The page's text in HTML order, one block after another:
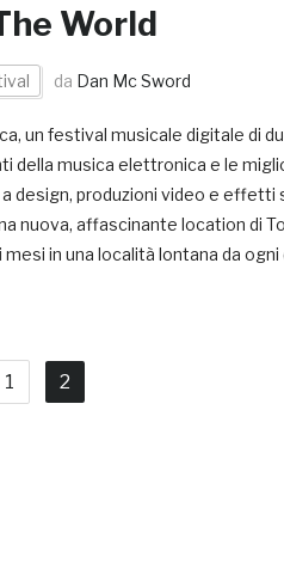
World
da Dan Mc Sword
un festival musicale digitale di
della musica elettronica e le
design, produzioni video e effetti
nuova, affascinante location di
in una località lontana da
1 2